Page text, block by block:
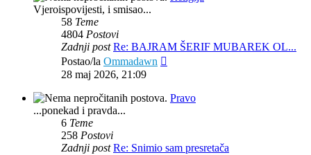
Vjeroispovijesti, i smisao...
58 Teme
4804 Postovi
Zadnji post Re: BAJRAM ŠERIF MUBAREK OL...
Postao/la Ommadawn
28 maj 2026, 21:09
Pravo
...ponekad i pravda...
6 Teme
258 Postovi
Zadnji post Re: Snimio sam presretača